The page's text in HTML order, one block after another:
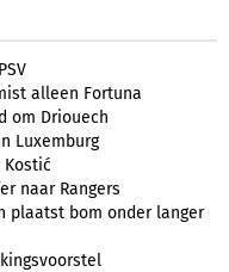
alleen Fortuna
om Driouech
Luxemburg
Kostić
naar Rangers
plaatst bom onder langer